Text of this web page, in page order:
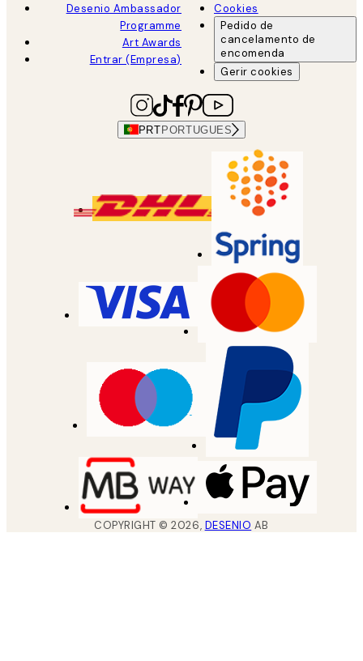
Desenio Ambassador
Programme
Art Awards
Entrar (Empresa)
Cookies
Pedido de
cancelamento de
encomenda
Gerir cookies
PRTPORTUGUES
COPYRIGHT ©2026, DESENIO AB